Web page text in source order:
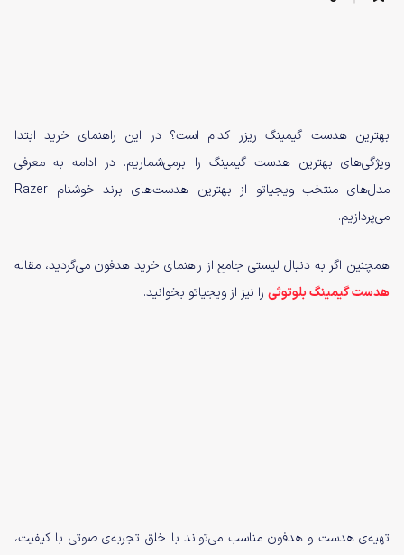
بهترین هدست گیمینگ ریزر کدام است؟ در این راهنمای خرید ابتدا
ویژگی‌های بهترین هدست گیمینگ را برمی‌شماریم. در ادامه به معرفی
مدل‌های منتخب ویجیاتو از بهترین هدست‌های برند خوشنام Razer
می‌پردازیم.
همچنین اگر به دنبال لیستی جامع از راهنمای خرید هدفون می‌گردید، مقاله
هدست گیمینگ بلوتوثی را نیز از ویجیاتو بخوانید.
تهیه‌ی هدست و هدفون مناسب می‌تواند با خلق تجربه‌ی صوتی با کیفیت،